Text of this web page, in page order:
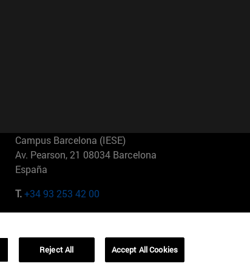
Campus Barcelona (IESE)
Av. Pearson, 21 08034 Barcelona
España
T.+34 93 253 42 00
01321001 Bela Vista Brasil
Reject All Accept All Cookies